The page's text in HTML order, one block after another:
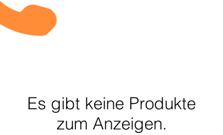
Es gibt keine Produkte
zum Anzeigen.